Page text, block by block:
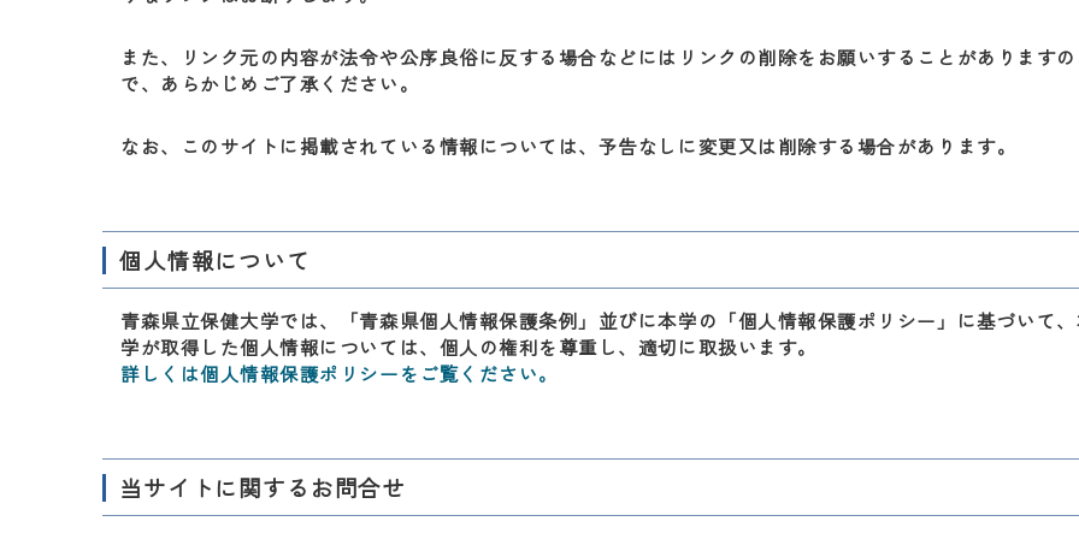
また、リンク元の内容が法令や公序良俗に反する場合などにはリンクの削除をお願いすることがありますの
で、あらかじめご了承ください。
なお、このサイトに掲載されている情報については、予告なしに変更又は削除する場合があります。
個人情報について
青森県立保健大学では、「青森県個人情報保護条例」並びに本学の「個人情報保護ポリシー」に基づいて
学が取得した個人情報については、個人の権利を尊重し、適切に取扱います。
詳しくは個人情報保護ポリシーをご覧ください。
当サイトに関するお問合せ